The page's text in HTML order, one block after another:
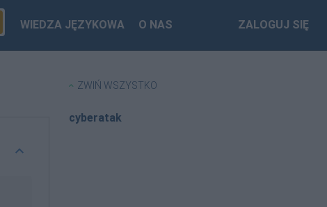
WIEDZA JĘZYKOWA O NAS ZALOGUJ SIĘ
ZWIŃ WSZYSTKO
cyberatak